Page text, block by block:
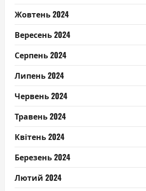
Жовтень 2024
Вересень 2024
Серпень 2024
Липень 2024
Червень 2024
Травень 2024
Квітень 2024
Березень 2024
Лютий 2024